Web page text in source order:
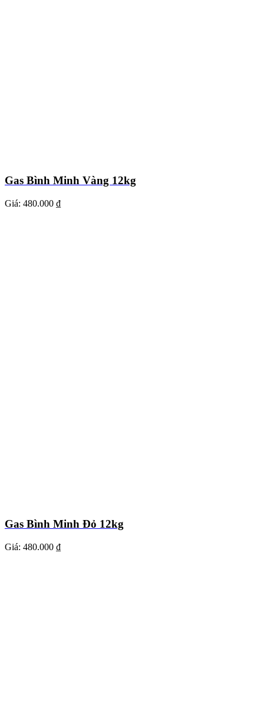
Gas Bình Minh Vàng 12kg
Giá: 480.000 ₫
Gas Bình Minh Đỏ 12kg
Giá: 480.000 ₫